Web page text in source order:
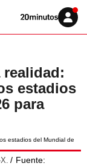
Volver
Iniciar
sesión
estadios
para
Fuente: